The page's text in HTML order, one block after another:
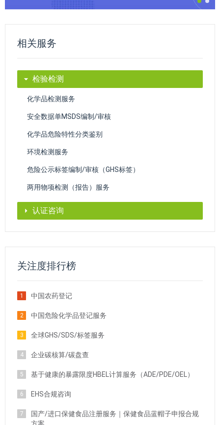
相关服务
检验检测
化学品检测服务
安全数据单MSDS编制/审核
化学品危险特性分类鉴别
环境检测服务
危险公示标签编制/审核（GHS标签）
两用物项检测（报告）服务
认证咨询
关注度排行榜
1 中国农药登记
2 中国危险化学品登记服务
3 全球GHS/SDS/标签服务
4 企业碳核算/碳盘查
5 基于健康的暴露限度HBEL计算服务（ADE/PDE/OEL）
6 EHS合规咨询
7
国产/进口保健食品注册服务｜保健食品蓝帽子申报合规